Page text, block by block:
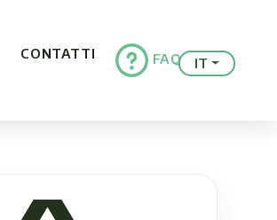
CONTATTI FAQ IT